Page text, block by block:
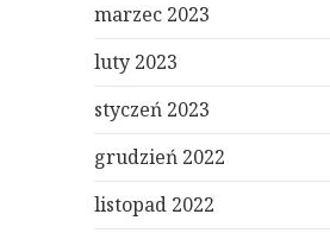
marzec 2023
luty 2023
styczeń 2023
grudzień 2022
listopad 2022